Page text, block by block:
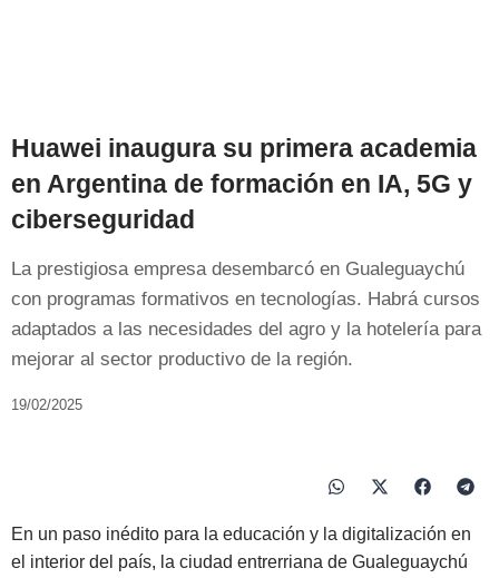
Huawei inaugura su primera academia
en Argentina de formación en IA, 5G y
ciberseguridad
La prestigiosa empresa desembarcó en Gualeguaychú
con programas formativos en tecnologías. Habrá cursos
adaptados a las necesidades del agro y la hotelería para
mejorar al sector productivo de la región.
19/02/2025
En un paso inédito para la educación y la digitalización en
el interior del país, la ciudad entrerriana de Gualeguaychú